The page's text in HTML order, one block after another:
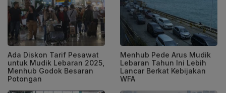
Ada Diskon Tarif Pesawat
untuk Mudik Lebaran 2025,
Menhub Godok Besaran
Potongan
Menhub Pede Arus Mudik
Lebaran Tahun Ini Lebih
Lancar Berkat Kebijakan
WFA